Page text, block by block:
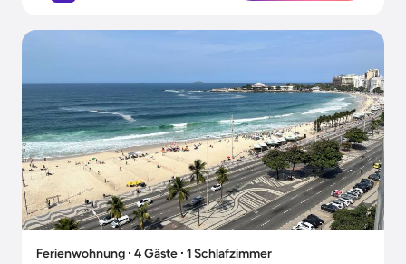
Ferienwohnung ∙ 4 Gäste ∙ 1 Schlafzimmer